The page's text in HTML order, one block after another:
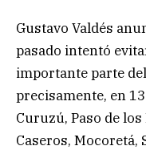
Gustavo Valdés
pasado intentó
importante parte
precisamente, en
Curuzú, Paso de
Caseros, Mocoretá,